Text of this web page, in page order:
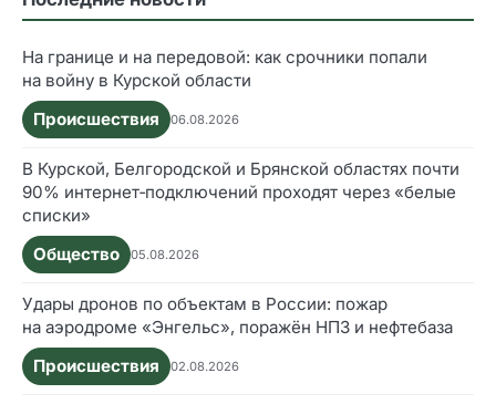
На границе и на передовой: как срочники попали
на войну в Курской области
Происшествия
06.08.2026
В Курской, Белгородской и Брянской областях почти
90% интернет‑подключений проходят через «белые
списки»
Общество
05.08.2026
Удары дронов по объектам в России: пожар
на аэродроме «Энгельс», поражён НПЗ и нефтебаза
Происшествия
02.08.2026